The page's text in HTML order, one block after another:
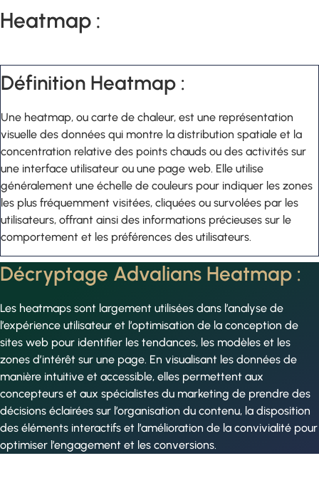
Heatmap :
Définition Heatmap :
Une heatmap, ou carte de chaleur, est une représentation
visuelle des données qui montre la distribution spatiale et la
concentration relative des points chauds ou des activités sur
une interface utilisateur ou une page web. Elle utilise
généralement une échelle de couleurs pour indiquer les zones
les plus fréquemment visitées, cliquées ou survolées par les
utilisateurs, offrant ainsi des informations précieuses sur le
comportement et les préférences des utilisateurs.
Décryptage Advalians Heatmap :
Les heatmaps sont largement utilisées dans l’analyse de
l’expérience utilisateur et l’optimisation de la conception de
sites web pour identifier les tendances, les modèles et les
zones d’intérêt sur une page. En visualisant les données de
manière intuitive et accessible, elles permettent aux
concepteurs et aux spécialistes du marketing de prendre des
décisions éclairées sur l’organisation du contenu, la disposition
des éléments interactifs et l’amélioration de la convivialité pour
optimiser l’engagement et les conversions.